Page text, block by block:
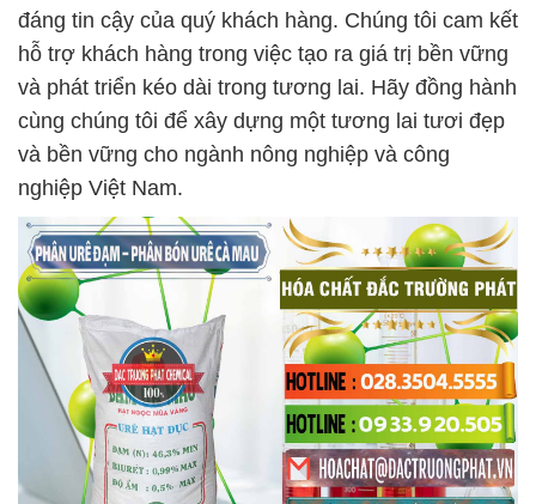
đáng tin cậy của quý khách hàng. Chúng tôi cam kết
hỗ trợ khách hàng trong việc tạo ra giá trị bền vững
và phát triển kéo dài trong tương lai. Hãy đồng hành
cùng chúng tôi để xây dựng một tương lai tươi đẹp
và bền vững cho ngành nông nghiệp và công
nghiệp Việt Nam.